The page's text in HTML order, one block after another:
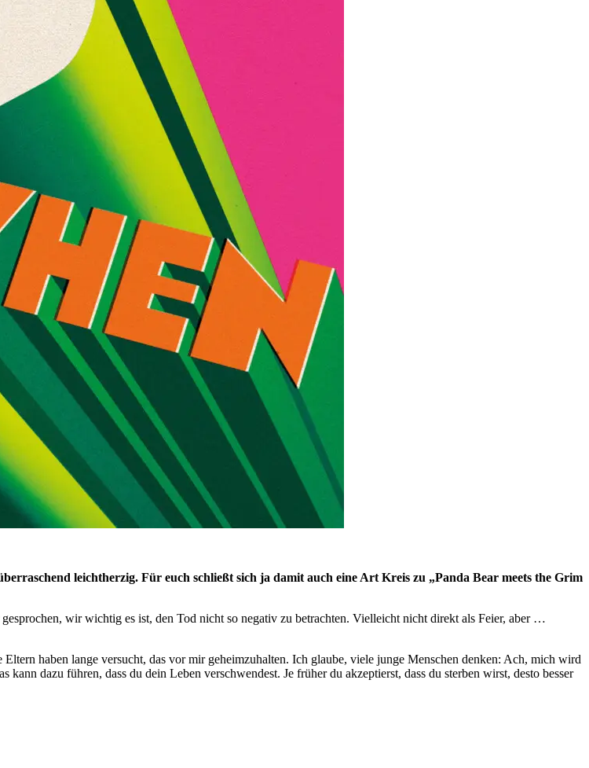
leichtherzig. Für euch schließt sich ja damit auch eine Art Kreis zu „Panda Bear meets the Grim
wir wichtig es ist, den Tod nicht so negativ zu betrachten. Vielleicht nicht direkt als Feier, aber …
haben lange versucht, das vor mir geheimzuhalten. Ich glaube, viele junge Menschen denken: Ach, mich wird
dazu führen, dass du dein Leben verschwendest. Je früher du akzeptierst, dass du sterben wirst, desto besser